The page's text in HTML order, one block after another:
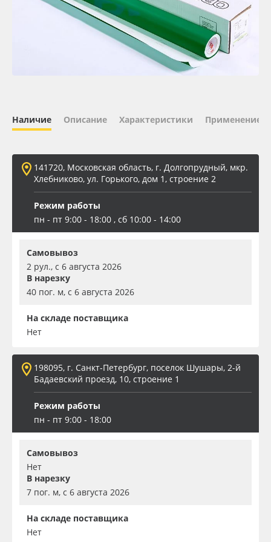
Вспененный ПВХ
Баннер
Наличие Описание Характеристики Применение
141720, Московская область, г. Долгопрудный, мкр.
Хлебниково, ул. Горького, дом 1, строение 2
Режим работы
пн - пт 9:00 - 18:00 , сб 10:00 - 14:00
Самовывоз
2 рул., с 6 августа 2026
В нарезку
40 пог. м, с 6 августа 2026
На складе поставщика
Нет
198095, г. Санкт-Петербург, поселок Шушары, 2-й
Бадаевский проезд, 10, строение 1
Режим работы
пн - пт 9:00 - 18:00
Самовывоз
Нет
В нарезку
7 пог. м, с 6 августа 2026
На складе поставщика
Нет